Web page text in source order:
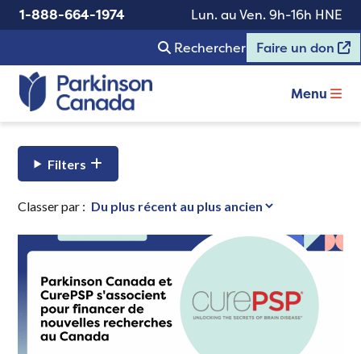
1-888-664-1974
Lun. au Ven. 9h-16h HNE
Rechercher
Faire un don
Menu
Filters
Classer par :